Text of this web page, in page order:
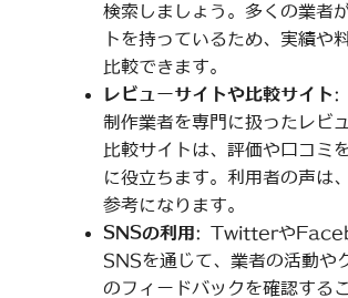
検索しましょう。多くの業者
トを持っているため、実績や
比較できます。
レビューサイトや比較サイト:
制作業者を専門に扱ったレビ
比較サイトは、評価や口コミ
に役立ちます。利用者の声は
参考になります。
SNSの利用 : Twitterや
SNSを通じて、業者の活動や
のフィードバックを確認する